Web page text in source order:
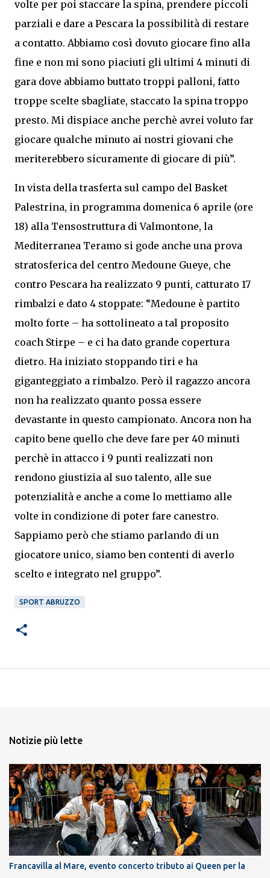
volte per poi staccare la spina, prendere piccoli
parziali e dare a Pescara la possibilità di restare
a contatto. Abbiamo così dovuto giocare fino alla
fine e non mi sono piaciuti gli ultimi 4 minuti di
gara dove abbiamo buttato troppi palloni, fatto
troppe scelte sbagliate, staccato la spina troppo
presto. Mi dispiace anche perchè avrei voluto far
giocare qualche minuto ai nostri giovani che
meriterebbero sicuramente di giocare di più”.
In vista della trasferta sul campo del Basket
Palestrina, in programma domenica 6 aprile (ore
18) alla Tensostruttura di Valmontone, la
Mediterranea Teramo si gode anche una prova
stratosferica del centro Medoune Gueye, che
contro Pescara ha realizzato 9 punti, catturato 17
rimbalzi e dato 4 stoppate: “Medoune è partito
molto forte – ha sottolineato a tal proposito
coach Stirpe – e ci ha dato grande copertura
dietro. Ha iniziato stoppando tiri e ha
giganteggiato a rimbalzo. Però il ragazzo ancora
non ha realizzato quanto possa essere
devastante in questo campionato. Ancora non ha
capito bene quello che deve fare per 40 minuti
perchè in attacco i 9 punti realizzati non
rendono giustizia al suo talento, alle sue
potenzialità e anche a come lo mettiamo alle
volte in condizione di poter fare canestro.
Sappiamo però che stiamo parlando di un
giocatore unico, siamo ben contenti di averlo
scelto e integrato nel gruppo”.
SPORT ABRUZZO
Notizie più lette
Francavilla al Mare, evento concerto tributo ai Queen per la